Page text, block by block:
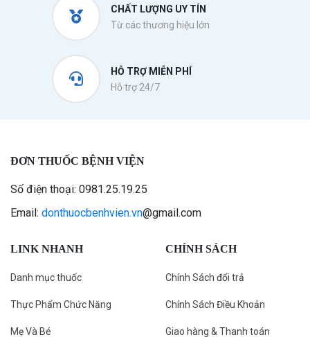
CHẤT LƯỢNG UY TÍN
Từ các thương hiệu lớn
HỖ TRỢ MIỄN PHÍ
Hỗ trợ 24/7
ĐƠN THUỐC BỆNH VIỆN
Số điện thoại: 0981.25.19.25
Email: donthuocbenhvien.vn@gmail.com
LINK NHANH
Danh mục thuốc
Thực Phẩm Chức Năng
Mẹ Và Bé
CHÍNH SÁCH
Chính Sách đổi trả
Chính Sách Điều Khoản
Giao hàng & Thanh toán